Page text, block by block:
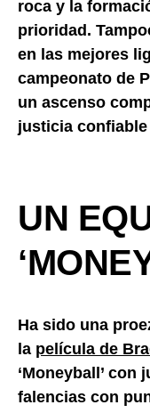
roca y la
prioridad.
en las mejores
campeonato de
un ascenso
justicia
UN
Ha sido una
la película de
‘Moneyball’
falencias con